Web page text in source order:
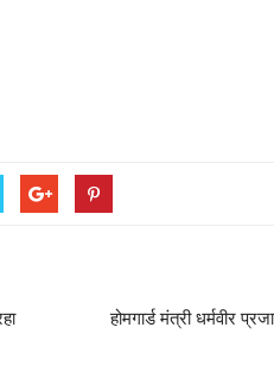
होमगार्ड मंत्री धर्मवीर